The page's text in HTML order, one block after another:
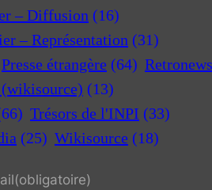
– Diffusion (16)
– Représentation (31)
Presse étrangère (64) Retronews
(wikisource) (13)
Trésors de l'INPI (33)
(25) Wikisource (18)
(obligatoire)